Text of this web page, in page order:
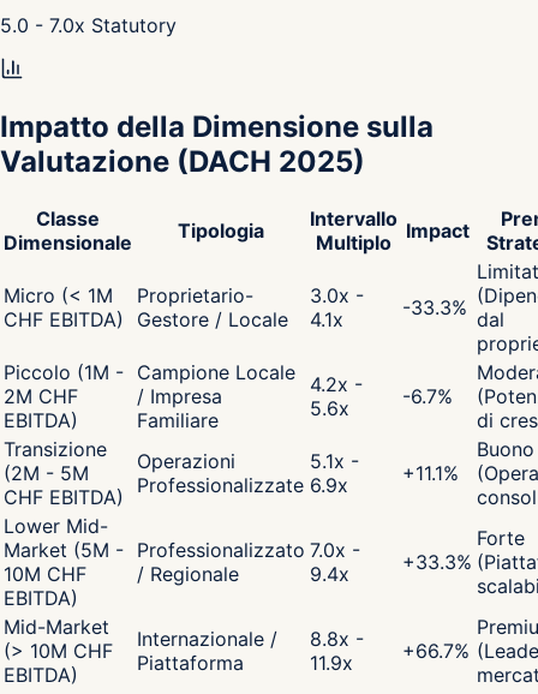
5.0 - 7.0x Statutory
Impatto della Dimensione sulla
Valutazione (DACH 2025)
Classe
Dimensionale
Tipologia
Intervallo
Multiplo
Impact
Micro (< 1M
CHF EBITDA)
Proprietario-
Gestore / Locale
3.0x -
4.1x
-33.3% dal
Piccolo (1M -
2M CHF
EBITDA)
Campione Locale
/ Impresa
Familiare
4.2x -
5.6x
-6.7%
di
Transizione
(2M - 5M
CHF EBITDA)
Operazioni
Professionalizzate
5.1x -
6.9x
+11.1%
Buono
Lower Mid-
Market (5M -
10M CHF
EBITDA)
Professionalizzato
/ Regionale
7.0x -
9.4x
+33.3%
Forte
Mid-Market
(> 10M CHF
EBITDA)
Internazionale /
Piattaforma
8.8x -
11.9x
+66.7%